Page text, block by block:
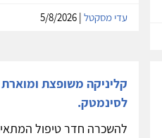
עדי מסקטל | 5/8/2026
קליניקה משופצת
לסינמטק.
להשכרה חדר טיפול